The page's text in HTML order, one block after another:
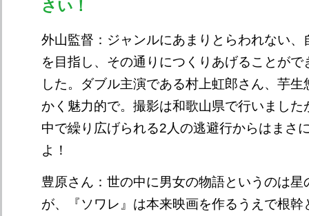
さい！
外山監督：ジャンルにあまりとらわれない、
を目指し、その通りにつくりあげることがで
した。ダブル主演である村上虹郎さん、芋
かく魅力的で。撮影は和歌山県で行いました
中で繰り広げられる2人の逃避行からはまさ
よ！
豊原さん：世の中に男女の物語というのは星
が、『ソワレ』は本来映画を作るうえで根幹